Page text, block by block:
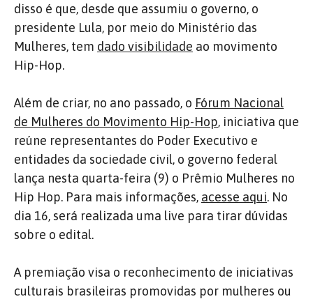
disso é que, desde que assumiu o governo, o
presidente Lula, por meio do Ministério das
Mulheres, tem dado visibilidade ao movimento
Hip-Hop.
Além de criar, no ano passado, o Fórum Nacional
de Mulheres do Movimento Hip-Hop, iniciativa que
reúne representantes do Poder Executivo e
entidades da sociedade civil, o governo federal
lança nesta quarta-feira (9) o Prêmio Mulheres no
Hip Hop. Para mais informações, acesse aqui. No
dia 16, será realizada uma live para tirar dúvidas
sobre o edital.
A premiação visa o reconhecimento de iniciativas
culturais brasileiras promovidas por mulheres ou